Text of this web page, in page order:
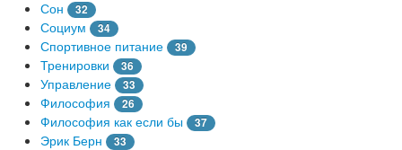
Сон 32
Социум 34
Спортивное питание 39
Тренировки 36
Управление 33
Философия 26
Философия как если бы 37
Эрик Берн
33